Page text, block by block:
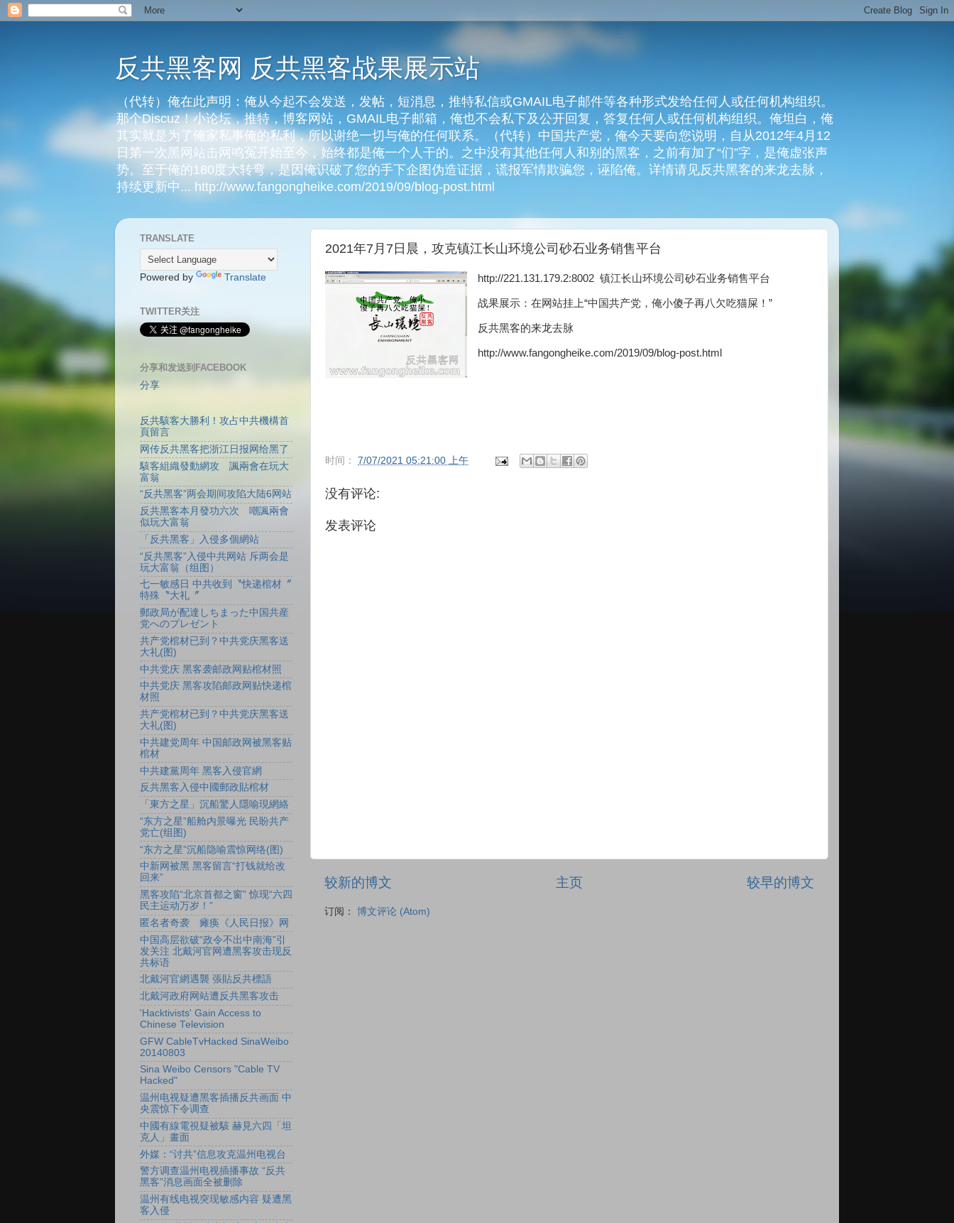
反共黑客网 反共黑客战果展示站
（代转）俺在此声明：俺从今起不会发送，发帖，短消息，推特私信或GMAIL电子邮件等各种形式发给任何人或任何机构组织。
那个Discuz！小论坛，推特，博客网站，GMAIL电子邮箱，俺也不会私下及公开回复，答复任何人或任何机构组织。俺坦白，俺
其实就是为了俺家私事俺的私利，所以谢绝一切与俺的任何联系。（代转）中国共产党，俺今天要向您说明，自从2012年4月12
日第一次黑网站击网鸣冤开始至今，始终都是俺一个人干的。之中没有其他任何人和别的黑客，之前有加了“们”字，是俺虚张声
势。至于俺的180度大转弯，是因俺识破了您的手下企图伪造证据，谎报军情欺骗您，诬陷俺。详情请见反共黑客的来龙去脉，
持续更新中... http://www.fangongheike.com/2019/09/blog-post.html
2021年7月7日晨，攻克镇江长山环境公司砂石业务销售平台
http://221.131.179.2:8002 镇江长山环境公司砂石业务销售平台
战果展示：在网站挂上“中国共产党，俺小傻子再八欠吃猫屎！”
反共黑客的来龙去脉
http://www.fangongheike.com/2019/09/blog-post.html
时间： 7/07/2021 05:21:00 上午
没有评论:
发表评论
较新的博文 较早的博文
主页
订阅： 博文评论 (Atom)
TRANSLATE
Powered by Translate
TWITTER关注
分享和发送到FACEBOOK
分享
反共駭客大勝利！攻占中共機構首
頁留言
网传反共黑客把浙江日报网给黑了
駭客組織發動網攻 諷兩會在玩大
富翁
“反共黑客”两会期间攻陷大陆6网站
反共黑客本月發功六次 嘲諷兩會
似玩大富翁
「反共黑客」入侵多個網站
“反共黑客”入侵中共网站 斥两会是
玩大富翁（组图）
七一敏感日 中共收到〝快递棺材〞
特殊〝大礼〞
郵政局が配達しちまった中国共産
党へのプレゼント
共产党棺材已到？中共党庆黑客送
大礼(图)
中共党庆 黑客袭邮政网贴棺材照
中共党庆 黑客攻陷邮政网贴快递棺
材照
共产党棺材已到？中共党庆黑客送
大礼(图)
中共建党周年 中国邮政网被黑客贴
棺材
中共建黨周年 黑客入侵官網
反共黑客入侵中國郵政貼棺材
「東方之星」沉船驚人隱喻現網絡
“东方之星”船舱内景曝光 民盼共产
党亡(组图)
“东方之星”沉船隐喻震惊网络(图)
中新网被黑 黑客留言“打钱就给改
回来”
黑客攻陷“北京首都之窗” 惊现“六四
民主运动万岁！”
匿名者奇袭 瘫痪《人民日报》网
中国高层欲破“政令不出中南海”引
发关注 北戴河官网遭黑客攻击现反
共标语
北戴河官網遇襲 張貼反共標語
北戴河政府网站遭反共黑客攻击
'Hacktivists' Gain Access to
Chinese Television
GFW CableTvHacked SinaWeibo
20140803
Sina Weibo Censors "Cable TV
Hacked"
温州电视疑遭黑客插播反共画面 中
央震惊下令调查
中國有線電視疑被駭 赫見六四「坦
克人」畫面
外媒：“讨共”信息攻克温州电视台
警方调查温州电视插播事故 “反共
黑客”消息画面全被删除
温州有线电视突现敏感内容 疑遭黑
客入侵